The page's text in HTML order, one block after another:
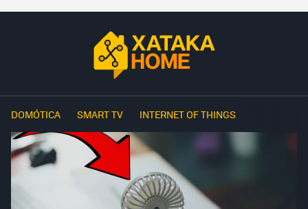
DOMÓTICA SMART TV INTERNET OF THINGS